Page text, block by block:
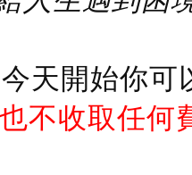
天開始你
不收取任何